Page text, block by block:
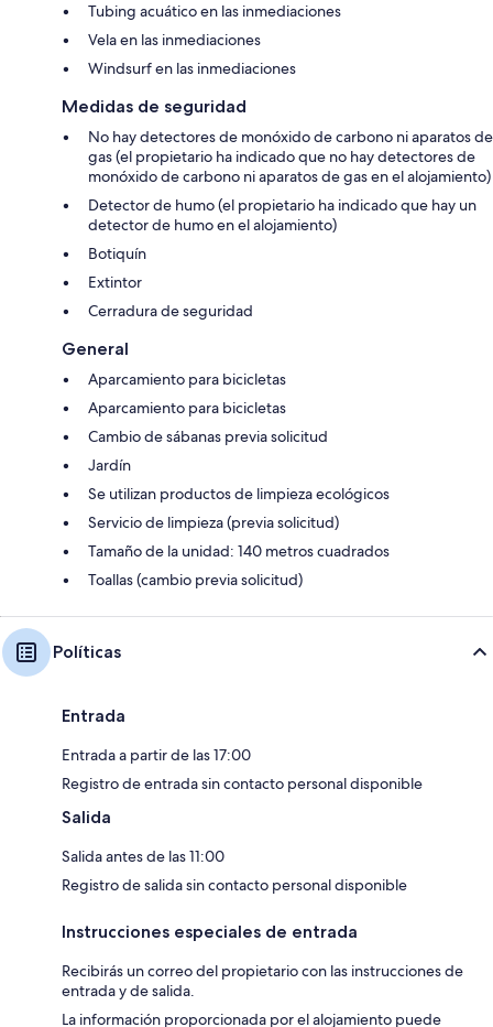
Tubing acuático en las inmediaciones
Vela en las inmediaciones
Windsurf en las inmediaciones
Medidas de seguridad
No hay detectores de monóxido de carbono ni aparatos de
gas (el propietario ha indicado que no hay detectores de
monóxido de carbono ni aparatos de gas en el alojamiento)
Detector de humo (el propietario ha indicado que hay un
detector de humo en el alojamiento)
Botiquín
Extintor
Cerradura de seguridad
General
Aparcamiento para bicicletas
Aparcamiento para bicicletas
Cambio de sábanas previa solicitud
Jardín
Se utilizan productos de limpieza ecológicos
Servicio de limpieza (previa solicitud)
Tamaño de la unidad: 140 metros cuadrados
Toallas (cambio previa solicitud)
Políticas
Entrada
Entrada a partir de las 17:00
Registro de entrada sin contacto personal disponible
Salida
Salida antes de las 11:00
Registro de salida sin contacto personal disponible
Instrucciones especiales de entrada
Recibirás un correo del propietario con las instrucciones de
entrada y de salida.
La información proporcionada por el alojamiento puede